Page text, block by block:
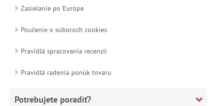
Zasielanie po Európe
Poučenie o súboroch cookies
Pravidlá spracovania recenzií
Pravidlá radenia ponúk tovaru
Potrebujete poradiť?